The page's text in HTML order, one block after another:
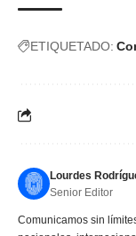
ETIQUETADO:
Lourdes
Senior Editor
Comunicamos sin